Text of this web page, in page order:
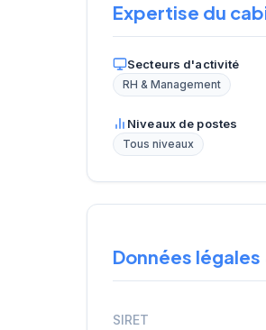
Expertise du
Secteurs d'activité
RH & Management
Niveaux de postes
Tous niveaux
Données
SIRET